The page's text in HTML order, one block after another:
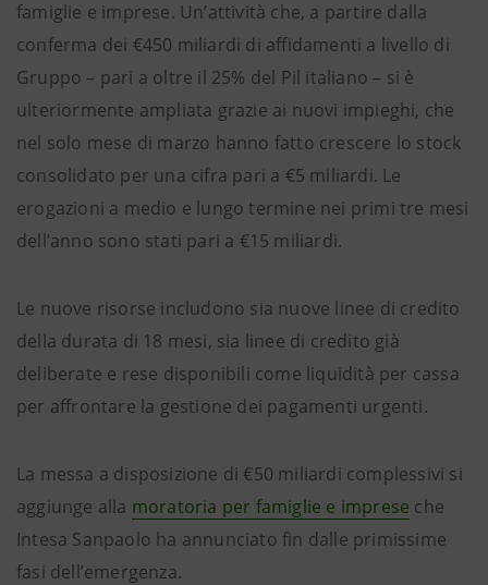
famiglie e imprese. Un’attività che, a partire dalla
conferma dei €450 miliardi di affidamenti a livello di
Gruppo – pari a oltre il 25% del Pil italiano – si è
ulteriormente ampliata grazie ai nuovi impieghi, che
nel solo mese di marzo hanno fatto crescere lo stock
consolidato per una cifra pari a €5 miliardi. Le
erogazioni a medio e lungo termine nei primi tre mesi
dell’anno sono stati pari a €15 miliardi.
Le nuove risorse includono sia nuove linee di credito
della durata di 18 mesi, sia linee di credito già
deliberate e rese disponibili come liquidità per cassa
per affrontare la gestione dei pagamenti urgenti.
La messa a disposizione di €50 miliardi complessivi si
aggiunge alla moratoria per famiglie e imprese che
Intesa Sanpaolo ha annunciato fin dalle primissime
fasi dell’emergenza.